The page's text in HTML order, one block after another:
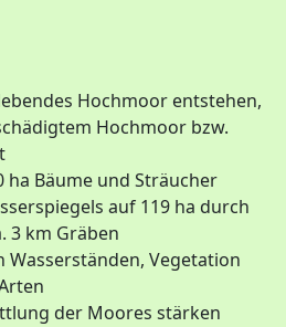
Hochmoor entstehen,
Hochmoor bzw.
ha Bäume und Sträucher
auf 119 ha durch
3 km Gräben
Wasserständen, Vegetation
der Moores stärken